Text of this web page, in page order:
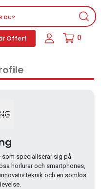
Offert 0
som specialiserar sig på
hörlurar och smartphones,
teknik och en sömlös